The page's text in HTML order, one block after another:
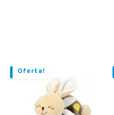
Oferta!